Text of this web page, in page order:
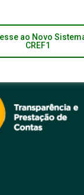
ao Novo
CREF1